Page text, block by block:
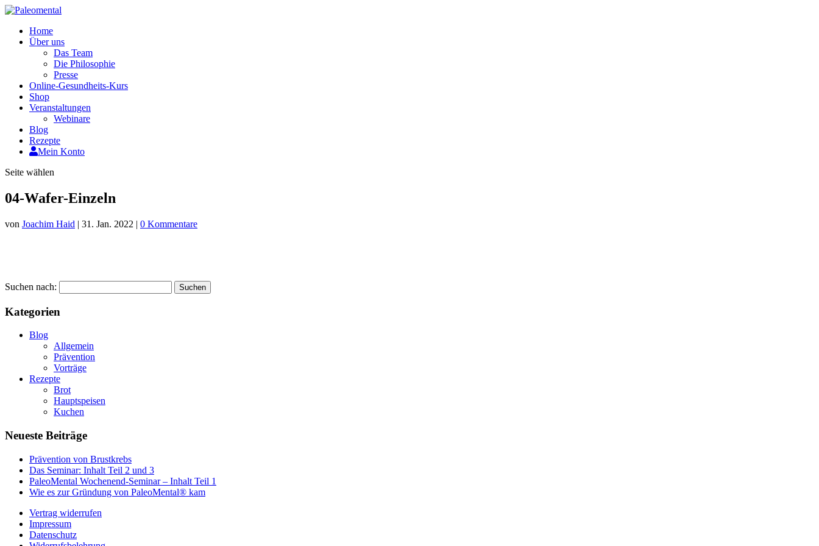
Home
Über uns
Das Team
Die Philosophie
Presse
Online-Gesundheits-Kurs
Shop
Veranstaltungen
Webinare
Blog
Rezepte
Mein Konto
Seite wählen
04-Wafer-Einzeln
von Joachim Haid | 31. Jan. 2022 | 0 Kommentare
Suchen nach:
Kategorien
Blog
Allgemein
Prävention
Vorträge
Rezepte
Brot
Hauptspeisen
Kuchen
Neueste Beiträge
Prävention von Brustkrebs
Das Seminar: Inhalt Teil 2 und 3
PaleoMental Wochenend-Seminar – Inhalt Teil 1
Wie es zur Gründung von PaleoMental® kam
Vertrag widerrufen
Impressum
Datenschutz